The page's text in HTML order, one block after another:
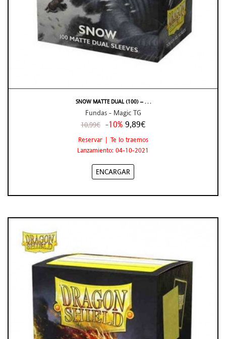
SNOW MATTE DUAL (100) – . . .
Fundas - Magic TG
10,99€ -10% 9,89€
Reservar | Te lo traemos
Lanzamiento: 04-10-2021
ENCARGAR